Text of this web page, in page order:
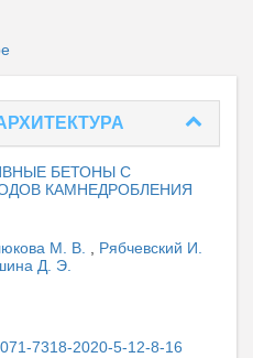
БЕТОНЫ С
КАМНЕДРОБЛЕНИЯ
М. В. , Рябчевский И.
Д. Э.
7318-2020-5-12-8-16